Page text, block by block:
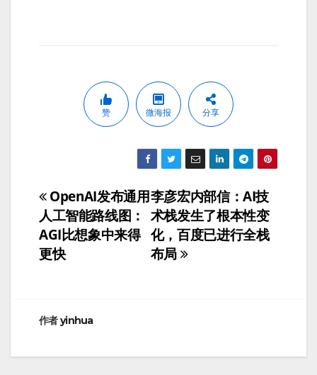
赞 微海报 分享
文
章
导
李彦宏内部信：AI技
术栈发生了根本性变
化，百度已进行全栈
布局
OpenAI发布通用
人工智能路线图：
AGI比想象中来得
更快
作者yinhua